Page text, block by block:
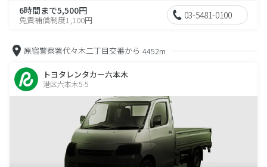
6時間まで5,500円
免責補償制度1,100円 03-5481-0100
原宿警察署代々木二丁目交番から 4452m
トヨタレンタカー六本木
港区六本木5-5